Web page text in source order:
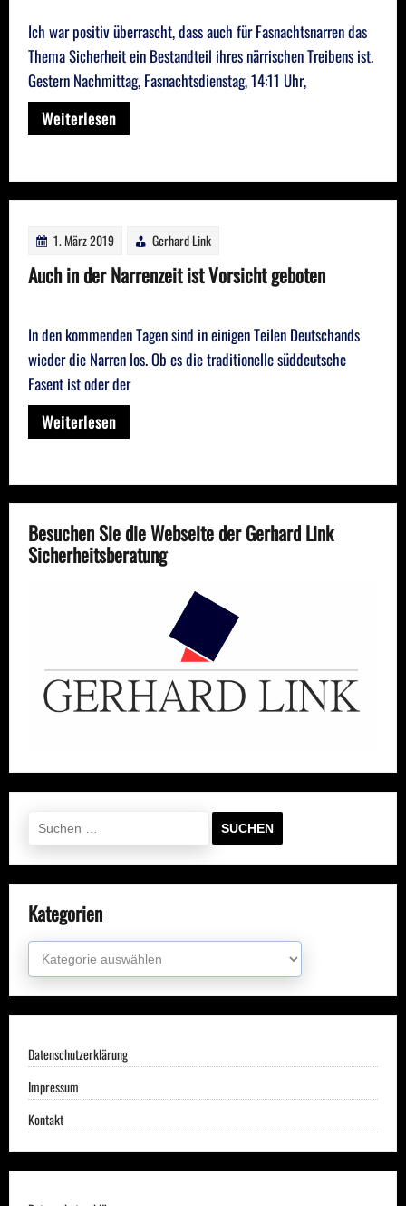
Ich war positiv überrascht, dass auch für Fasnachtsnarren das
Thema Sicherheit ein Bestandteil ihres närrischen Treibens ist.
Gestern Nachmittag, Fasnachtsdienstag, 14:11 Uhr,
Weiterlesen
1. März 2019 Gerhard Link
Auch in der Narrenzeit ist Vorsicht geboten
In den kommenden Tagen sind in einigen Teilen Deutschands
wieder die Narren los. Ob es die traditionelle süddeutsche
Fasent ist oder der
Weiterlesen
Besuchen Sie die Webseite der Gerhard Link
Sicherheitsberatung
nach:
Kategorien
Kategorien
Datenschutzerklärung
Impressum
Kontakt